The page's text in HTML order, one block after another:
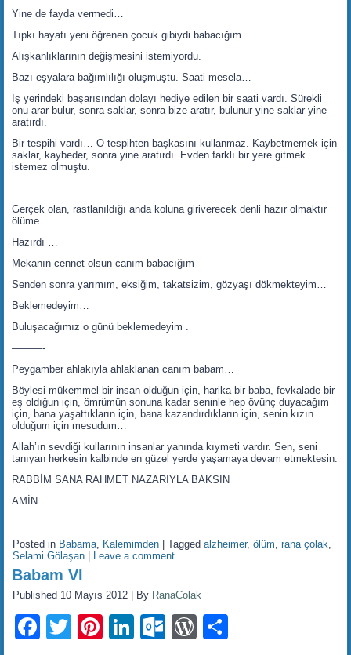
Yine de fayda vermedi…
Tıpkı hayatı yeni öğrenen çocuk gibiydi babacığım.
Alışkanlıklarının değişmesini istemiyordu.
Bazı eşyalara bağımlılığı oluşmuştu. Saati mesela…
İş yerindeki başarısından dolayı hediye edilen bir saati vardı. Sürekli
onu arar bulur, sonra saklar, sonra bize aratır, bulunur yine saklar yine
aratırdı.
Bir tespihi vardı… O tespihten başkasını kullanmaz. Kaybetmemek için
saklar, kaybeder, sonra yine aratırdı. Evden farklı bir yere gitmek
istemez olmuştu.
…………
Gerçek olan, rastlanıldığı anda koluna giriverecek denli hazır olmaktır
ölüme …
Hazırdı …
Mekanın cennet olsun canım babacığım
Senden sonra yarımım, eksiğim, takatsizim, gözyaşı dökmekteyim…
Beklemedeyim…
Buluşacağımız o günü beklemedeyim .
———-
Peygamber ahlakıyla ahlaklanan canım babam…
Böylesi mükemmel bir insan olduğun için, harika bir baba, fevkalade bir
eş oldığun için, ömrümün sonuna kadar seninle hep övünç duyacağım
için, bana yaşattıkların için, bana kazandırdıkların için, senin kızın
olduğum için mesudum…
Allah’ın sevdiği kullarının insanlar yanında kıymeti vardır. Sen, seni
tanıyan herkesin kalbinde en güzel yerde yaşamaya devam etmektesin.
RABBİM SANA RAHMET NAZARIYLA BAKSIN
AMİN
Posted in Babama, Kalemimden |Tagged alzheimer,ölüm,rana çolak,
Selami Gölaşan
Leave a comment
Babam VI
Published 10 Mayıs 2012 By RanaColak
Facebook
TwitterPinterest
LinkedIn
Outlook.com
WordPress